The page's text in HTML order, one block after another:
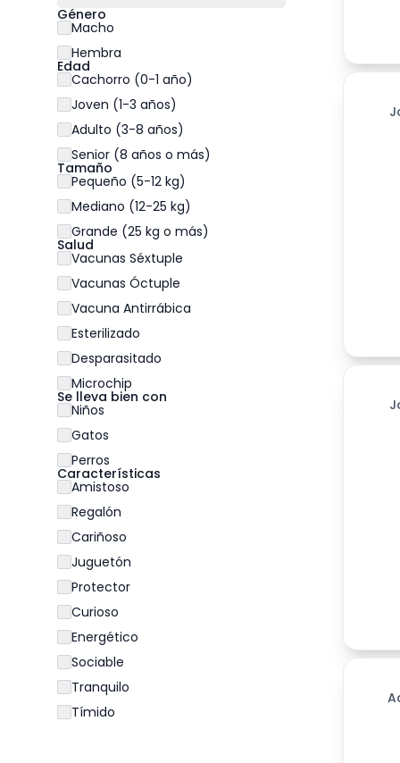
Género
Macho
Hembra
Edad
Cachorro (0-1 año)
Joven (1-3 años)
Adulto (3-8 años)
Senior (8 años o más)
Tamaño
Pequeño (5-12 kg)
Mediano (12-25 kg)
Grande (25 kg o más)
Salud
Vacunas Séxtuple
Vacunas Óctuple
Vacuna Antirrábica
Esterilizado
Desparasitado
Microchip
Se lleva bien con
Niños
Gatos
Perros
Características
Amistoso
Regalón
Cariñoso
Juguetón
Protector
Curioso
Energético
Sociable
Tranquilo
Tímido